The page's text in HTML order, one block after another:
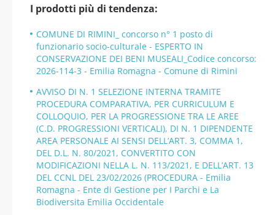
I prodotti più di tendenza:
COMUNE DI RIMINI_ concorso n° 1 posto di
funzionario socio-culturale - ESPERTO IN
CONSERVAZIONE DEI BENI MUSEALI_Codice concorso:
2026-114-3 - Emilia Romagna - Comune di Rimini
AVVISO DI N. 1 SELEZIONE INTERNA TRAMITE
PROCEDURA COMPARATIVA, PER CURRICULUM E
COLLOQUIO, PER LA PROGRESSIONE TRA LE AREE
(C.D. PROGRESSIONI VERTICALI), DI N. 1 DIPENDENTE
AREA PERSONALE AI SENSI DELL’ART. 3, COMMA 1,
DEL D.L. N. 80/2021, CONVERTITO CON
MODIFICAZIONI NELLA L. N. 113/2021, E DELL’ART. 13
DEL CCNL DEL 23/02/2026 (PROCEDURA - Emilia
Romagna - Ente di Gestione per I Parchi e La
Biodiversita Emilia Occidentale